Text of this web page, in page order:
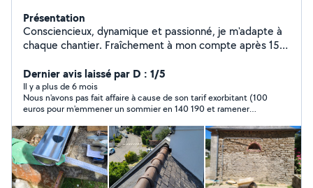
Présentation
Consciencieux, dynamique et passionné, je m'adapte à
chaque chantier. Fraîchement à mon compte après 15
sera un défi, que nous remporterons ensemble.
Dernier avis laissé par D : 1/5
Il y a plus de 6 mois
Nous n'avons pas fait affaire à cause de son tarif exorbitant (100
euros pour m'emmener un sommier en 140 190 et ramener